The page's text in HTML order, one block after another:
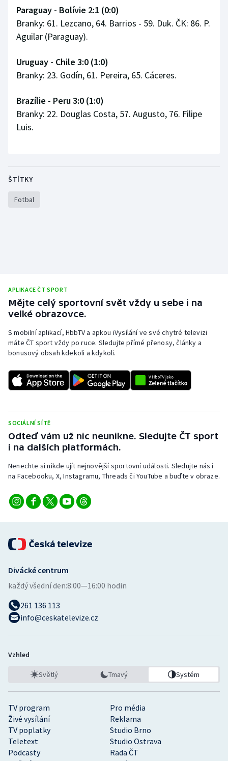
Paraguay - Bolívie 2:1 (0:0)
Branky: 61. Lezcano, 64. Barrios - 59. Duk. ČK: 86. P.
Aguilar (Paraguay).
Uruguay - Chile 3:0 (1:0)
Branky: 23. Godín, 61. Pereira, 65. Cáceres.
Brazílie - Peru 3:0 (1:0)
Branky: 22. Douglas Costa, 57. Augusto, 76. Filipe
Luis.
ŠTÍTKY
Fotbal
APLIKACE ČT SPORT
Mějte celý sportovní svět vždy u sebe i na
velké obrazovce.
S mobilní aplikací, HbbTV a apkou iVysílání ve své chytré televizi
máte ČT sport vždy po ruce. Sledujte přímé přenosy, články a
bonusový obsah kdekoli a kdykoli.
SOCIÁLNÍ SÍTĚ
Odteď vám už nic neunikne. Sledujte ČT sport
i na dalších platformách.
Nenechte si nikde ujít nejnovější sportovní události. Sledujte nás i
na Facebooku, X, Instagramu, Threads či YouTube a buďte v obraze.
TV program
Pro média
Živé vysílání
Reklama
TV poplatky
Studio Brno
Teletext
Studio Ostrava
Podcasty
Rada ČT
Divácké centrum
každý všední den:8:00—16:00 hodin
261 136 113
info@ceskatelevize.cz
Vzhled
Světlý Tmavý Systém